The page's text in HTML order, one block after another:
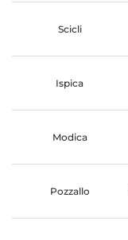
Scicli
Ispica
Modica
Pozzallo